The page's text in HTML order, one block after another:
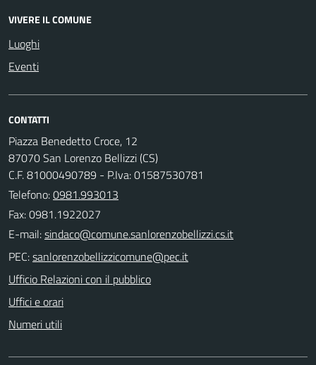
VIVERE IL COMUNE
Luoghi
Eventi
CONTATTI
Piazza Benedetto Croce, 12
87070 San Lorenzo Bellizzi (CS)
C.F. 81000490789 - P.Iva: 01587530781
Telefono:0981.993013
Fax: 0981.1922027
E-mail:
PEC:
Ufficio Relazioni con il pubblico
Uffici e orari
Numeri utili